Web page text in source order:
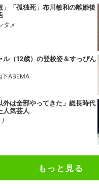
」「孤独死」布川敏和の離婚後
タメ
ル（12歳）の登校姿＆すっぴん
下ABEMA
外は全部やってきた」総長時代
人気芸人
もっと見る